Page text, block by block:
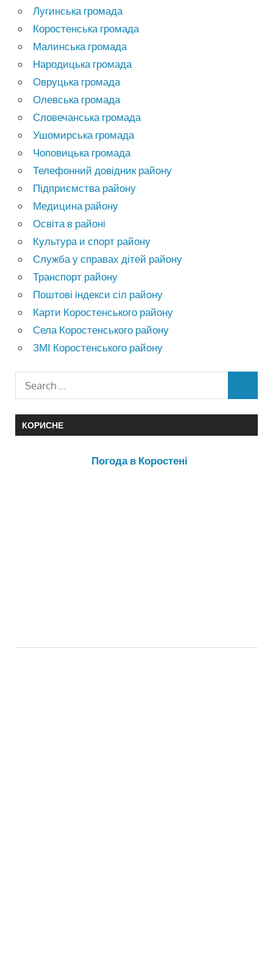
Лугинська громада
Коростенська громада
Малинська громада
Народицька громада
Овруцька громада
Олевська громада
Словечанська громада
Ушомирська громада
Чоповицька громада
Телефонний довідник району
Підприємства району
Медицина району
Освіта в районі
Культура и спорт району
Служба у справах дітей району
Транспорт району
Поштові індекси сіл району
Карти Коростенського району
Села Коростенського району
ЗМІ Коростенського району
КОРИСНЕ
Погода в Коростені